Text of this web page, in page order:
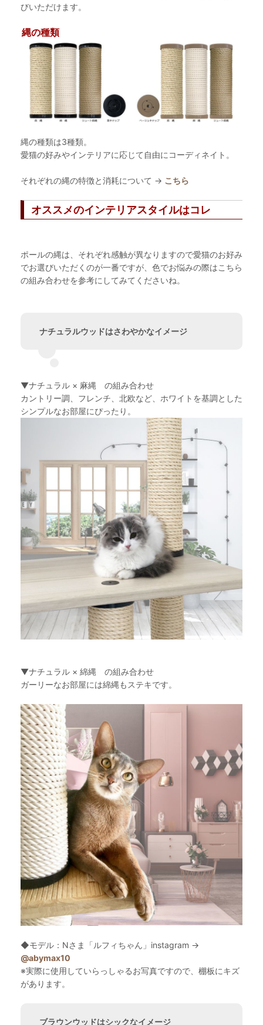
びいただけます。
縄の種類
縄の種類は3種類。
愛猫の好みやインテリアに応じて自由にコーディネイト。
それぞれの縄の特徴と消耗について → こちら
オススメのインテリアスタイルはコレ
ポールの縄は、それぞれ感触が異なりますので愛猫のお好み
でお選びいただくのが一番ですが、色でお悩みの際はこちら
の組み合わせを参考にしてみてくださいね。
ナチュラルウッドはさわやかなイメージ
▼ナチュラル × 麻縄 の組み合わせ
カントリー調、フレンチ、北欧など、ホワイトを基調とした
シンプルなお部屋にぴったり。
▼ナチュラル × 綿縄 の組み合わせ
ガーリーなお部屋には綿縄もステキです。
◆モデル：Nさま「ルフィちゃん」instagram →
@abymax10
※実際に使用していらっしゃるお写真ですので、棚板にキズ
があります。
ブラウンウッドはシックなイメージ